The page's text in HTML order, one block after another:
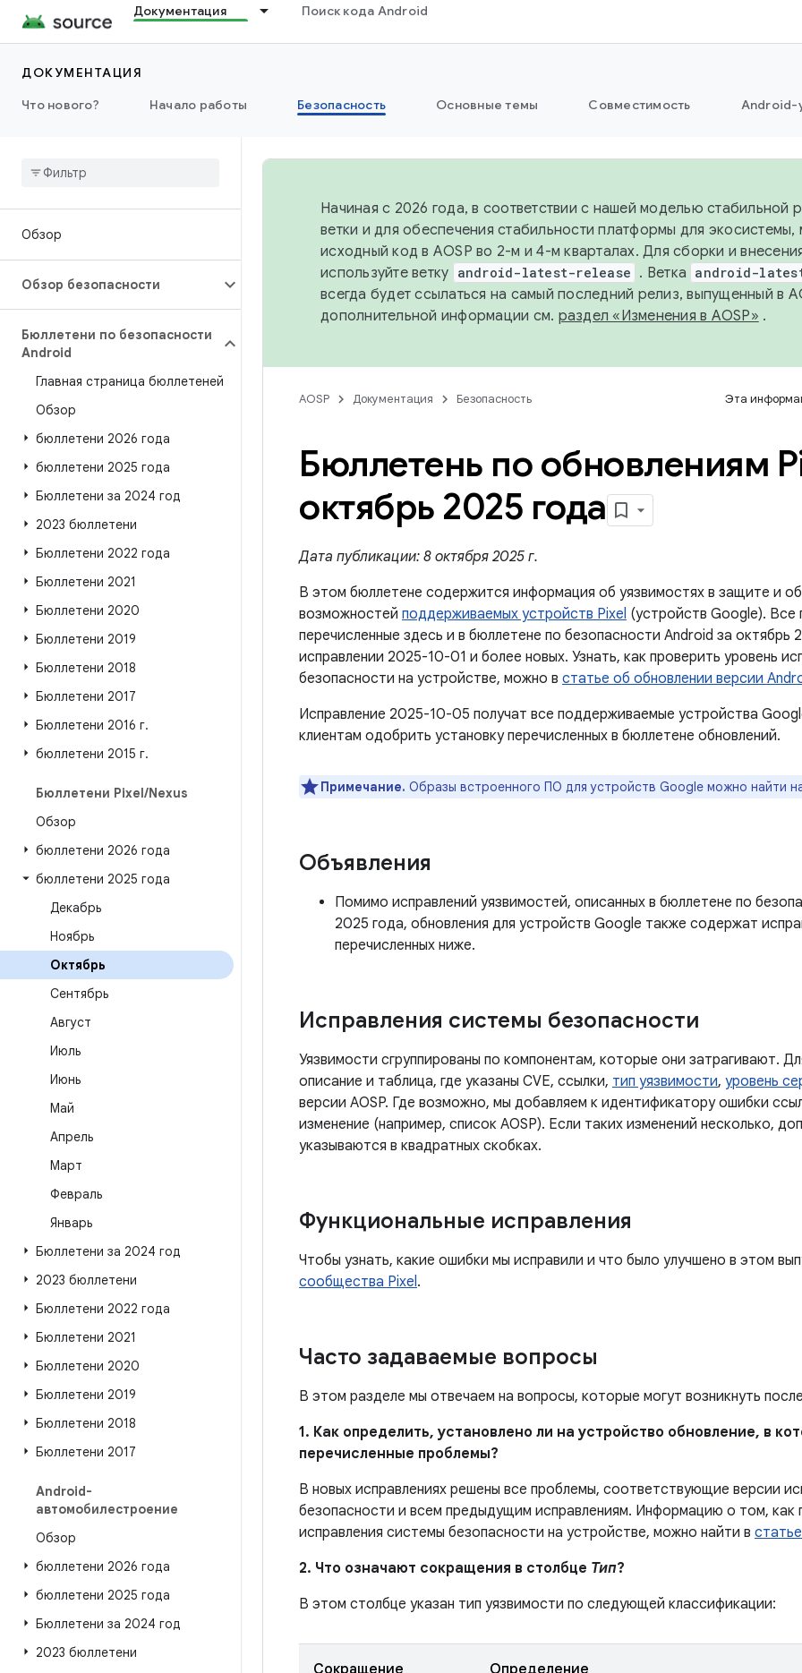
Документация Поиск кода Android
ДОКУМЕНТАЦИЯ
Что нового?
Начало работы Безопасность Основные темы Совместимость Android-
Обзор
Обзор безопасности
Бюллетени по безопасности
Android
Главная страница бюллетеней
Обзор
бюллетени 2026 года
бюллетени 2025 года
Бюллетени за 2024 год
2023 бюллетени
Бюллетени 2022 года
Бюллетени 2021
Бюллетени 2020
Бюллетени 2019
Бюллетени 2018
Бюллетени 2017
Бюллетени 2016 г.
бюллетени 2015 г.
Бюллетени Pixel/Nexus
Обзор
бюллетени 2026 года
бюллетени 2025 года
Декабрь
Ноябрь
Октябрь
Сентябрь
Август
Июль
Июнь
Май
Апрель
Март
Февраль
Январь
Бюллетени за 2024 год
2023 бюллетени
Бюллетени 2022 года
Бюллетени 2021
Бюллетени 2020
Бюллетени 2019
Бюллетени 2018
Бюллетени 2017
Android-
автомобилестроение
Обзор
бюллетени 2026 года
бюллетени 2025 года
Бюллетени за 2024 год
2023 бюллетени
Начиная с 2026 года, в соответствии с нашей моделью стабильной
ветки и для обеспечения стабильности платформы для
исходный код в AOSP во 2-м и 4-м кварталах. Для сборки и
используйте ветку android-latest-release . Ветка android-
всегда будет ссылаться на самый последний релиз, выпущенный в
дополнительной информации см. раздел «Изменения в AOSP» .
AOSP Документация Безопасность Эта
Бюллетень по обновлениям
октябрь 2025 года
Дата публикации: 8 октября 2025 г.
В этом бюллетене содержится информация об уязвимостях в защите и
возможностей поддерживаемых устройств Pixel (устройств Google). Все
перечисленные здесь и в бюллетене по безопасности Android за октябрь
исправлении 2025-10-01 и более новых. Узнать, как проверить уровень
безопасности на устройстве, можно в статье об обновлении версии
Исправление 2025-10-05 получат все поддерживаемые устройства
клиентам одобрить установку перечисленных в бюллетене обновлений.
Примечание. Образы встроенного ПО для устройств Google можно найти
Объявления
Помимо исправлений уязвимостей, описанных в бюллетене по
2025 года, обновления для устройств Google также содержат
перечисленных ниже.
Исправления системы безопасности
Уязвимости сгруппированы по компонентам, которые они затрагивают.
описание и таблица, где указаны CVE, ссылки, тип уязвимости, уровень
версии AOSP. Где возможно, мы добавляем к идентификатору ошибки
изменение (например, список AOSP). Если таких изменений несколько,
указываются в квадратных скобках.
Функциональные исправления
Чтобы узнать, какие ошибки мы исправили и что было улучшено в этом
сообщества Pixel.
Часто задаваемые вопросы
В этом разделе мы отвечаем на вопросы, которые могут возникнуть
1. Как определить, установлено ли на устройство обновление, в
перечисленные проблемы?
В новых исправлениях решены все проблемы, соответствующие версии
безопасности и всем предыдущим исправлениям. Информацию о том, как
исправления системы безопасности на устройстве, можно найти в
2. Что означают сокращения в столбце Тип?
В этом столбце указан тип уязвимости по следующей классификации:
Сокращение Определение